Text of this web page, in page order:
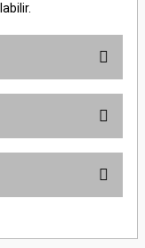
tarafımıza